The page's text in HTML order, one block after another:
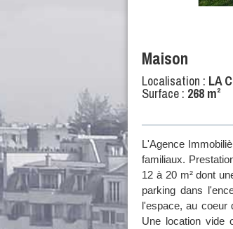
Maison
Localisation : LA
Surface : 268 m²
L'Agence
familiaux.
12 à 20 m² dont
parking dans
l'espace, au coeur
Une location vide